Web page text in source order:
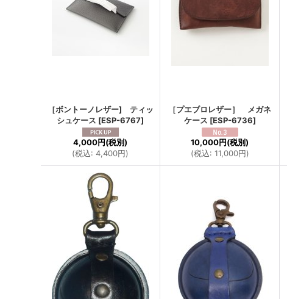
［ボントーノレザー] ティッ
シュケース [ESP-6767]
4,000円(税別)
(税込: 4,400円)
［プエブロレザー］ メガネ
ケース [ESP-6736]
10,000円(税別)
(税込: 11,000円)